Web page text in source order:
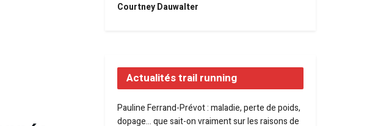
Courtney Dauwalter
Actualités trail running
Pauline Ferrand-Prévot : maladie, perte de poids,
dopage… que sait-on vraiment sur les raisons de